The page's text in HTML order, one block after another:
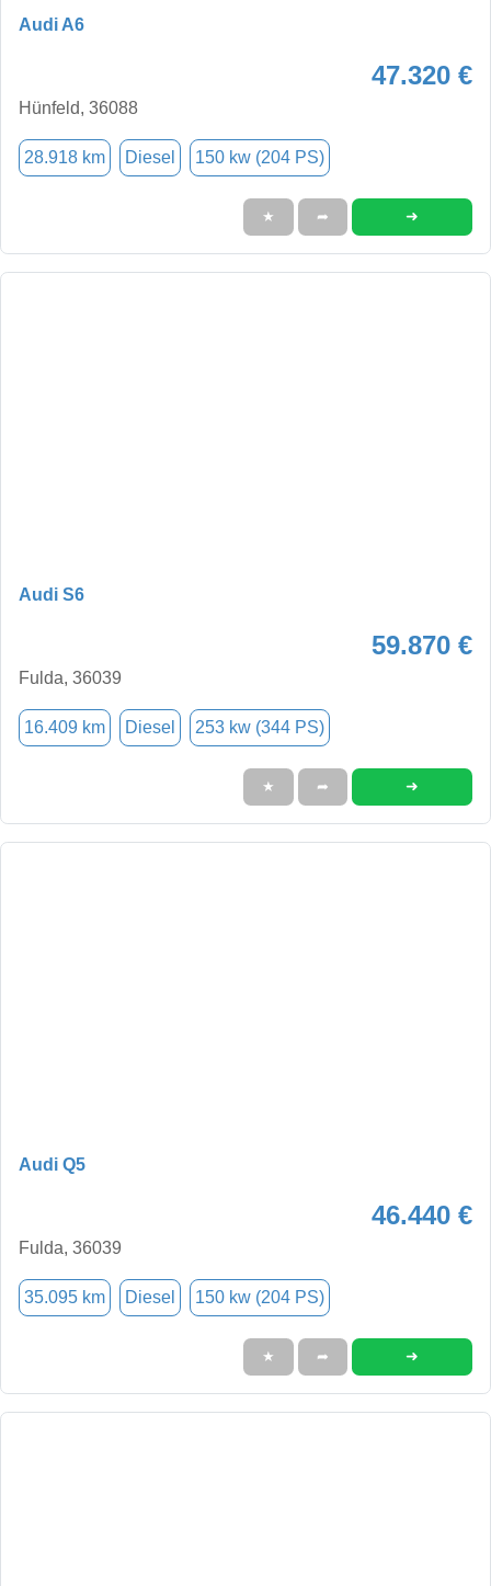
Audi A6
47.320 €
Hünfeld, 36088
28.918 km Diesel 150 kw (204 PS)
★ ➦ ➜
Audi S6
59.870 €
Fulda, 36039
16.409 km Diesel 253 kw (344 PS)
★ ➦ ➜
Audi Q5
46.440 €
Fulda, 36039
35.095 km Diesel 150 kw (204 PS)
★ ➦ ➜